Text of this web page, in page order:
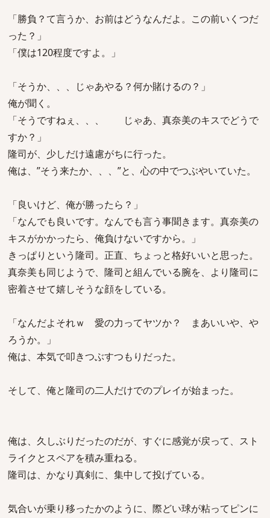
「勝負？て言うか、お前はどうなんだよ。この前いくつだ
った？」
「僕は120程度ですよ。」
「そうか、、、じゃあやる？何か賭けるの？」
俺が聞く。
「そうですねぇ、、、 じゃあ、真奈美のキスでどうで
すか？」
隆司が、少しだけ遠慮がちに行った。
俺は、”そう来たか、、、”と、心の中でつぶやいていた。
「良いけど、俺が勝ったら？」
「なんでも良いです。なんでも言う事聞きます。真奈美の
キスがかかったら、俺負けないですから。」
きっぱりという隆司。正直、ちょっと格好いいと思った。
真奈美も同じようで、隆司と組んでいる腕を、より隆司に
密着させて嬉しそうな顔をしている。
「なんだよそれｗ 愛の力ってヤツか？ まあいいや、や
ろうか。」
俺は、本気で叩きつぶすつもりだった。
そして、俺と隆司の二人だけでのプレイが始まった。
俺は、久しぶりだったのだが、すぐに感覚が戻って、スト
ライクとスペアを積み重ねる。
隆司は、かなり真剣に、集中して投げている。
気合いが乗り移ったかのように、際どい球が粘ってピンに